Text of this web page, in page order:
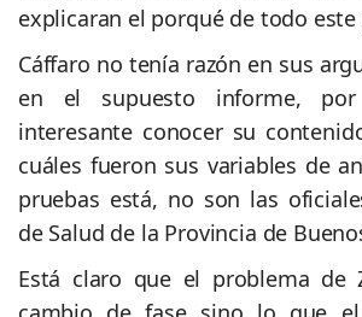
explicaran el porqué de todo este
Cáffaro no tenía razón en sus
en el supuesto informe,
interesante conocer su
cuáles fueron sus variables de
pruebas está, no son las
de Salud de la Provincia de
Está claro que el problema de